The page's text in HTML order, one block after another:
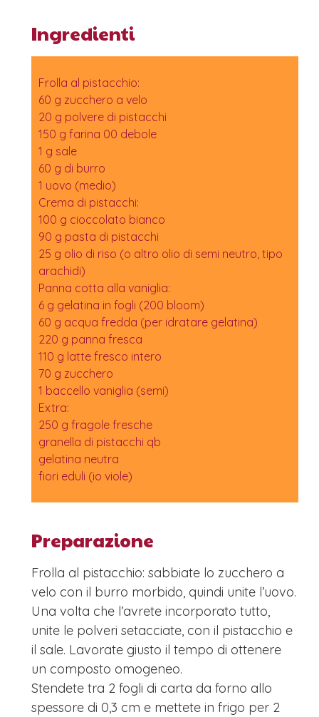
Ingredienti
Frolla al pistacchio:
60 g zucchero a velo
20 g polvere di pistacchi
150 g farina 00 debole
1 g sale
60 g di burro
1 uovo (medio)
Crema di pistacchi:
100 g cioccolato bianco
90 g pasta di pistacchi
25 g olio di riso (o altro olio di semi neutro, tipo
arachidi)
Panna cotta alla vaniglia:
6 g gelatina in fogli (200 bloom)
60 g acqua fredda (per idratare gelatina)
220 g panna fresca
110 g latte fresco intero
70 g zucchero
1 baccello vaniglia (semi)
Extra:
250 g fragole fresche
granella di pistacchi qb
gelatina neutra
fiori eduli (io viole)
Preparazione
Frolla al pistacchio: sabbiate lo zucchero a
velo con il burro morbido, quindi unite l’uovo.
Una volta che l’avrete incorporato tutto,
unite le polveri setacciate, con il pistacchio e
il sale. Lavorate giusto il tempo di ottenere
un composto omogeneo.
Stendete tra 2 fogli di carta da forno allo
spessore di 0,3 cm e mettete in frigo per 2